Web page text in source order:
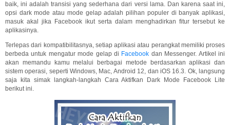
baik, ini adalah transisi yang sederhana dari versi lama. Dan karena saat ini,
opsi dark mode atau mode gelap adalah pilihan populer di banyak aplikasi,
masuk akal jika Facebook ikut serta dalam menghadirkan fitur tersebut ke
aplikasinya.
Terlepas dari kompatibilitasnya, setiap aplikasi atau perangkat memiliki proses
berbeda untuk mengatur mode gelap di Facebook dan Messenger. Artikel ini
akan memandu kamu melalui berbagai metode berdasarkan aplikasi dan
sistem operasi, seperti Windows, Mac, Android 12, dan iOS 16.3. Ok, langsung
saja kita simak langkah-langkah Cara Aktifkan Dark Mode Facebook Lite
berikut ini.